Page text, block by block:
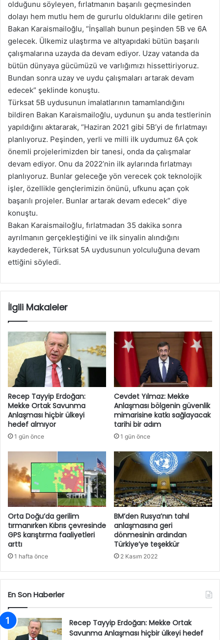
olduğunu söyleyen, fırlatmanın başarılı geçmesinden
dolayı hem mutlu hem de gururlu olduklarını dile getiren
Bakan Karaismailoğlu, “İnşallah bunun peşinden 5B ve 6A
gelecek. Ülkemiz ulaştırma ve altyapıdaki bütün başarılı
çalışmalarına uzayda da devam ediyor. Uzay vatanda da
bütün dünyaya gücümüzü ve varlığımızı hissettiriyoruz.
Bundan sonra uzay ve uydu çalışmaları artarak devam
edecek” şeklinde konuştu.
Türksat 5B uydusunun imalatlarının tamamlandığını
bildiren Bakan Karaismailoğlu, uydunun şu anda testlerinin
yapıldığını aktararak, “Haziran 2021 gibi 5B’yi de fırlatmayı
planlıyoruz. Peşinden, yerli ve milli ilk uydumuz 6A çok
önemli projelerimizden bir tanesi, onda da çalışmalar
devam ediyor. Onu da 2022’nin ilk aylarında fırlatmayı
planlıyoruz. Bunlar geleceğe yön verecek çok teknolojik
işler, özellikle gençlerimizin önünü, ufkunu açan çok
başarılı projeler. Bunlar artarak devam edecek” diye
konuştu.
Bakan Karaismailoğlu, fırlatmadan 35 dakika sonra
ayrılmanın gerçekleştiğini ve ilk sinyalin alındığını
kaydederek, Türksat 5A uydusunun yolculuğuna devam
ettiğini söyledi.
İlgili Makaleler
Recep Tayyip Erdoğan:
Mekke Ortak Savunma
Anlaşması hiçbir ülkeyi
hedef almıyor
1 gün önce
Cevdet Yılmaz: Mekke
Anlaşması bölgenin güvenlik
mimarisine katkı sağlayacak
tarihi bir adım
1 gün önce
Orta Doğu’da gerilim
tırmanırken Kıbrıs çevresinde
GPS karıştırma faaliyetleri
arttı
1 hafta önce
BM’den Rusya’nın tahıl
anlaşmasına geri
dönmesinin ardından
Türkiye’ye teşekkür
2 Kasım 2022
En Son Haberler
Recep Tayyip Erdoğan: Mekke Ortak
Savunma Anlaşması hiçbir ülkeyi hedef